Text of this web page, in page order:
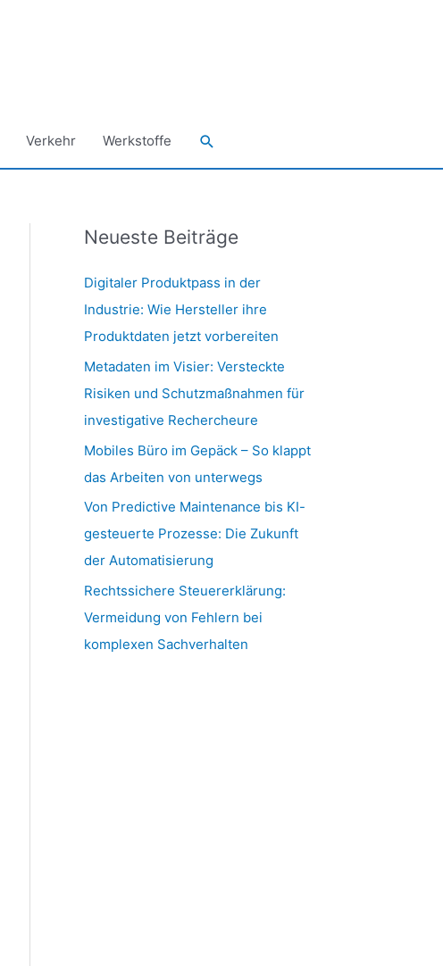
Verkehr Werkstoffe Suchen
Neueste Beiträge
Digitaler Produktpass in der
Industrie: Wie Hersteller ihre
Produktdaten jetzt vorbereiten
Metadaten im Visier: Versteckte
Risiken und Schutzmaßnahmen für
investigative Rechercheure
Mobiles Büro im Gepäck – So klappt
das Arbeiten von unterwegs
Von Predictive Maintenance bis KI-
gesteuerte Prozesse: Die Zukunft
der Automatisierung
Rechtssichere Steuererklärung:
Vermeidung von Fehlern bei
komplexen Sachverhalten